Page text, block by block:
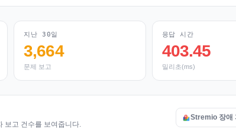
지난 30일
3,664
문제 보고
응답 시간
403.45
밀리초(ms)
보고 건수를 보여줍니다.
Stremio 장애